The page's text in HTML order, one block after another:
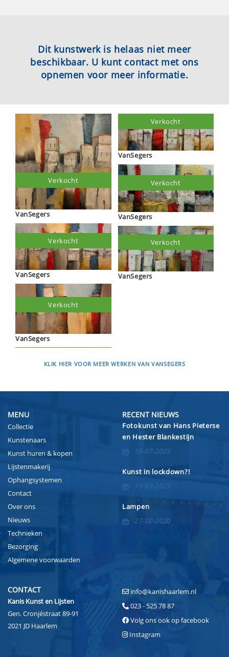
Dit kunstwerk is helaas niet meer
beschikbaar. U kunt contact met ons
opnemen voor meer informatie.
VanSegers
Verkocht
VanSegers
Verkocht
VanSegers
Verkocht
VanSegers
Verkocht
VanSegers
Verkocht
VanSegers
Verkocht
KLIK HIER VOOR MEER WERKEN VAN VANSEGERS
MENU
Collectie
Kunstenaars
Kunst huren & kopen
Lijstenmakerij
Ophangsystemen
Contact
Over ons
Nieuws
Technieken
Bezorging
Algemene voorwaarden
RECENT NIEUWS
Fotokunst van Hans Pieterse
en Hester Blankestijn
15-07-2023
Kunst in lockdown?!
15-03-2021
Lampen
27-10-2020
CONTACT
Kanis Kunst en Lijsten
Gen. Cronjéstraat 89-91
2021 JD Haarlem
info@kanishaarlem.nl
023 - 525 78 87
Volg ons ook op facebook
Instagram